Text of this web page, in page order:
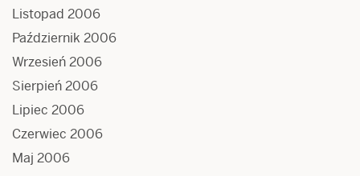
Listopad 2006
Październik 2006
Wrzesień 2006
Sierpień 2006
Lipiec 2006
Czerwiec 2006
Maj 2006